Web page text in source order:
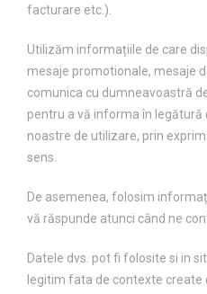
facturare etc.).
Utilizăm informațiile de care
mesaje promotionale, mesaje
comunica cu dumneavoastră
pentru a vă informa în legătură
noastre de utilizare, prin
sens.
De asemenea, folosim
vă răspunde atunci când ne
Datele dvs. pot fi folosite si in
legitim fata de contexte create